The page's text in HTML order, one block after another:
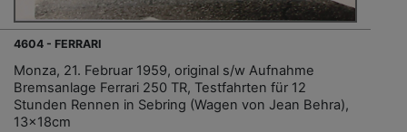
4604 - FERRARI
Monza, 21. Februar 1959, original s/w Aufnahme
Bremsanlage Ferrari 250 TR, Testfahrten für 12
Stunden Rennen in Sebring (Wagen von Jean Behra),
13x18cm